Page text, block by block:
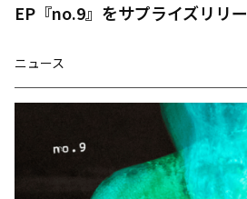
EP『no.9』をサプライズリリ
ニュース